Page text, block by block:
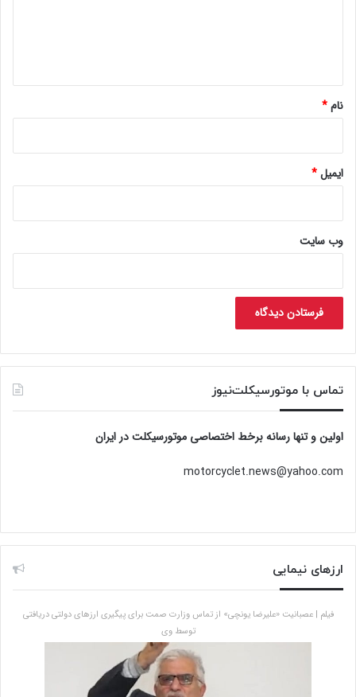
نام*
ایمیل*
وب‌ سایت
تماس با موتورسیکلت‌نیوز
اولین و تنها رسانه برخط اختصاصی موتورسیکلت در ایران
motorcyclet.news@yahoo.com
ارزهای نیمایی
فیلم | عصبانیت «علیرضا یونچی» از تماس وزارت صمت برای پیگیری ارزهای دولتی دریافتی
توسط وی